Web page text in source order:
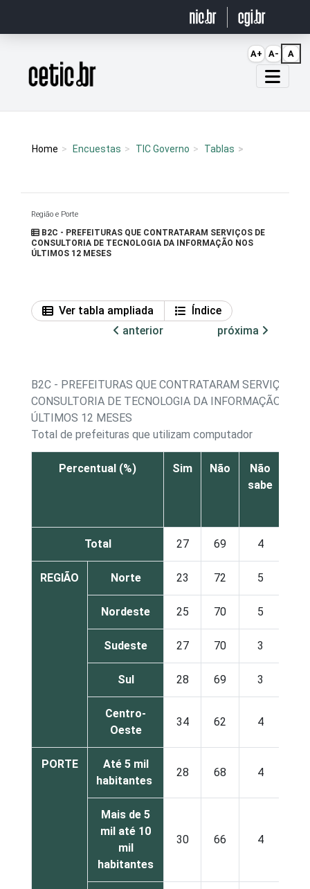
Página inicial
Home Encuestas TIC Governo Tablas
Região e Porte
B2C - PREFEITURAS QUE CONTRATARAM SERVIÇOS DE
CONSULTORIA DE TECNOLOGIA DA INFORMAÇÃO NOS
ÚLTIMOS 12 MESES
Ver tabla ampliada
Índice
anterior
próxima
B2C - PREFEITURAS QUE CONTRATARAM SERVIÇOS
CONSULTORIA DE TECNOLOGIA DA INFORMAÇÃO NOS
ÚLTIMOS 12 MESES
Total de prefeituras que utilizam computador
Percentual (%) Sim Não
Não
sabe
Total 27 69 4
REGIÃO Norte 23 72 5
Nordeste 25 70 5
Sudeste 27 70 3
Sul 28 69 3
Centro-
Oeste
34 62 4
PORTE
Até 5 mil
habitantes
28 68 4
Mais de 5
mil até 10
mil
habitantes
30 66 4
A+ A- A